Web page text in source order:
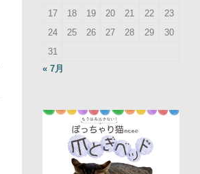
17
18 19 20 21 22
23
24
25 26 27 28 29
30
31
« 7月